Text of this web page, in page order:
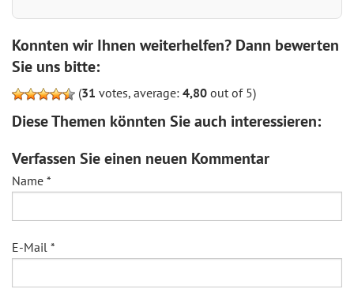
Konnten wir Ihnen weiterhelfen? Dann bewerten
Sie uns bitte:
(31 votes, average: 4,80 out of 5)
Diese Themen könnten Sie auch interessieren:
Verfassen Sie einen neuen Kommentar
Name *
E-Mail *